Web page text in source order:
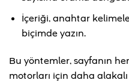
İçeriği, anahtar
biçimde yazın.
Bu yöntemler, sayfanın
motorları için daha